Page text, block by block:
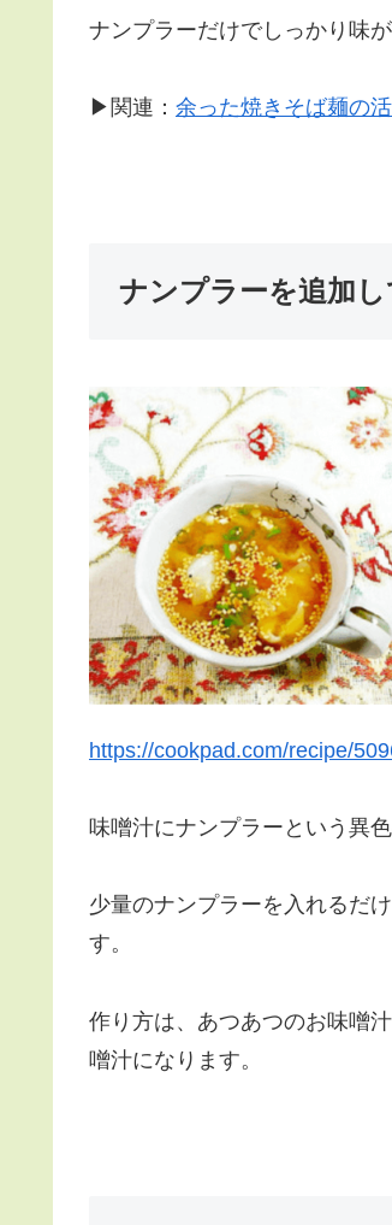
ナンプラーだけでしっかり味
▶関連： 余った焼きそば麺の
ナンプラーを追加
https://cookpad.com/recipe/
味噌汁にナンプラーという異
少量のナンプラーを入れるだ
す。
作り方は、あつあつのお味噌
噌汁になります。